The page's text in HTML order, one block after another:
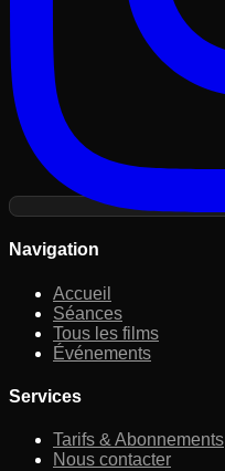
Navigation
Accueil
Séances
Tous les films
Événements
Services
Tarifs & Abonnements
Nous contacter